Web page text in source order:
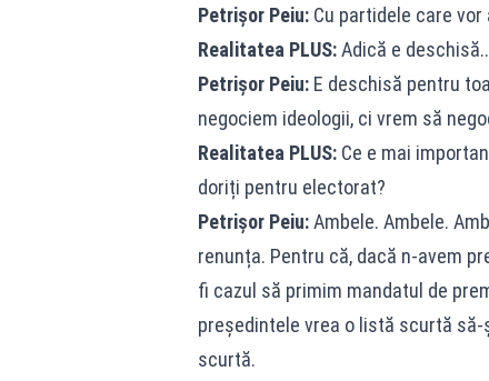
Petrișor Peiu:Cu partidele care vor
Realitatea PLUS:Adică e
Petrișor Peiu:E deschisă pentru
negociem ideologii, ci vrem să
Realitatea PLUS:Ce e mai
doriți pentru electorat?
Petrișor Peiu:Ambele. Ambele.
renunța. Pentru că, dacă n-avem
fi cazul să primim mandatul de
președintele vrea o listă scurtă
scurtă.